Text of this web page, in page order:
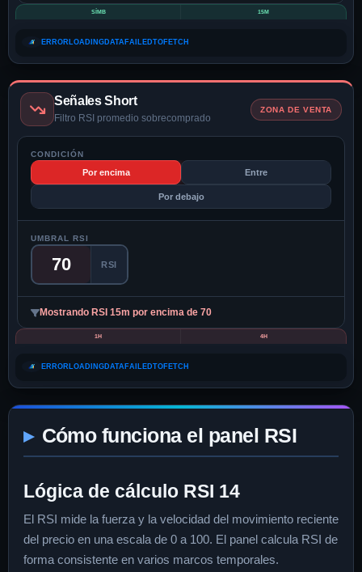
SÍMB 15M
ERRORLOADINGDATAFAILEDTOFETCH
Señales Short
Filtro RSI promedio sobrecomprado
ZONA DE VENTA
CONDICIÓN
Por encima Entre
Por debajo
UMBRAL RSI
RSI
Mostrando RSI 15m por encima de 70
1H 4H
ERRORLOADINGDATAFAILEDTOFETCH
Cómo funciona el panel RSI
Lógica de cálculo RSI 14
El RSI mide la fuerza y la velocidad del movimiento reciente
del precio en una escala de 0 a 100. El panel calcula RSI de
forma consistente en varios marcos temporales.